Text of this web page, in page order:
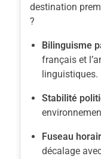
destination
?
Bilinguisme
français et
linguistiques.
Stabilité
Fuseau
décalage